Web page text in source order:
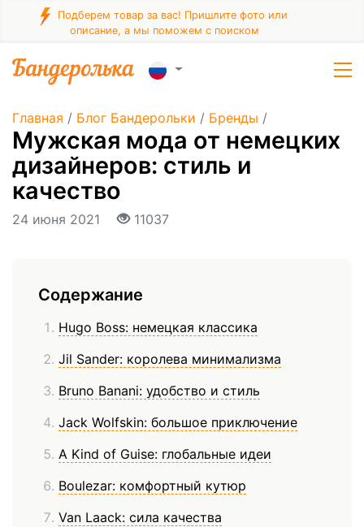
Подберем товар за вас! Пришлите фото или
описание, а мы поможем с поиском
Главная / Блог Бандерольки / Бренды /
Мужская мода от немецких
дизайнеров: стиль и
качество
24 июня 2021 11037
Содержание
Hugo Boss: немецкая классика
Jil Sander: королева минимализма
Bruno Banani: удобство и стиль
Jack Wolfskin: большое приключение
A Kind of Guise: глобальные идеи
Boulezar: комфортный кутюр
Van Laack: сила качества